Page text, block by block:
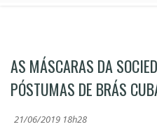
AS MÁSCARAS DA
PÓSTUMAS DE BRÁS
21/06/2019 18h28